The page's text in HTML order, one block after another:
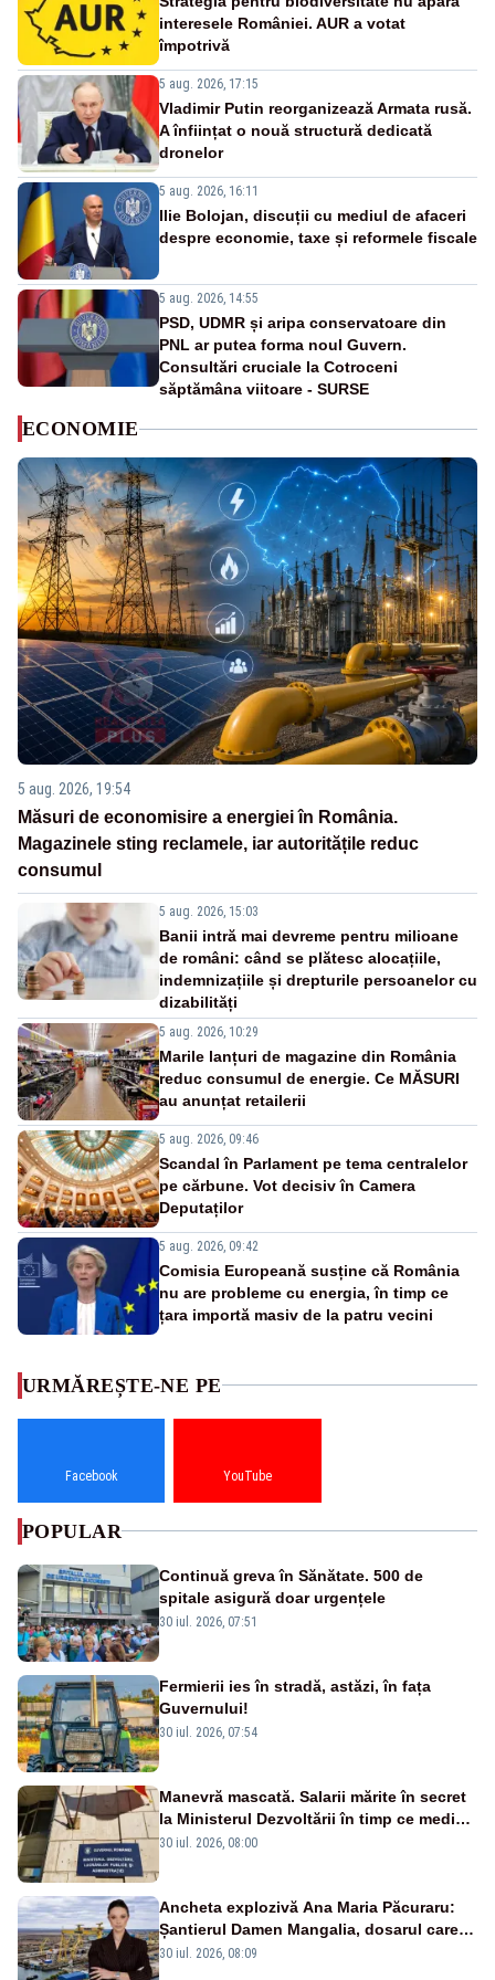
interesele României. AUR a votat
împotrivă
5 aug. 2026, 17:15
Vladimir Putin reorganizează Armata rusă.
A înființat o nouă structură dedicată
dronelor
5 aug. 2026, 16:11
Ilie Bolojan, discuții cu mediul de afaceri
despre economie, taxe și reformele fiscale
5 aug. 2026, 14:55
PSD, UDMR și aripa conservatoare din
PNL ar putea forma noul Guvern.
Consultări cruciale la Cotroceni
săptămâna viitoare - SURSE
ECONOMIE
5 aug. 2026, 19:54
Măsuri de economisire a energiei în România.
Magazinele sting reclamele, iar autoritățile reduc
consumul
5 aug. 2026, 15:03
Banii intră mai devreme pentru milioane
de români: când se plătesc alocațiile,
indemnizațiile și drepturile persoanelor cu
dizabilități
5 aug. 2026, 10:29
Marile lanțuri de magazine din România
reduc consumul de energie. Ce MĂSURI
au anunțat retailerii
5 aug. 2026, 09:46
Scandal în Parlament pe tema centralelor
pe cărbune. Vot decisiv în Camera
Deputaților
5 aug. 2026, 09:42
Comisia Europeană susține că România
nu are probleme cu energia, în timp ce
țara importă masiv de la patru vecini
URMĂREȘTE-NE PE
Facebook YouTube
POPULAR
Continuă greva în Sănătate. 500 de
spitale asigură doar urgențele
30 iul. 2026, 07:51
Fermierii ies în stradă, astăzi, în fața
Guvernului!
30 iul. 2026, 07:54
Manevră mascată. Salarii mărite în secret
la Ministerul Dezvoltării în timp ce medicii
ies în stradă
30 iul. 2026, 08:00
Ancheta explozivă Ana Maria Păcuraru:
Șantierul Damen Mangalia, dosarul care
scufundă apărarea României
30 iul. 2026, 08:09